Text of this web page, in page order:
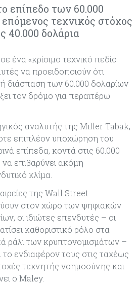
επίπεδο των 60.000
τεχνικός στόχος
40.000 δολάρια
ένα «κρίσιμο τεχνικό πεδίο
να προειδοποιούν ότι
διάσπαση των 60.000 δολαρίων
τον δρόμο για περαιτέρω
αναλυτής της Miller Tabak,
επιπλέον υποχώρηση του
επίπεδα, κοντά στις 60.000
να επιβαρύνει ακόμη
κλίμα.
της Wall Street
στον χώρο των ψηφιακών
οι ιδιώτες επενδυτές – οι
καθοριστικό ρόλο στα
ράλι των κρυπτονομισμάτων –
ενδιαφέρον τους στις ταχέως
τεχνητής νοημοσύνης και
ο Maley.